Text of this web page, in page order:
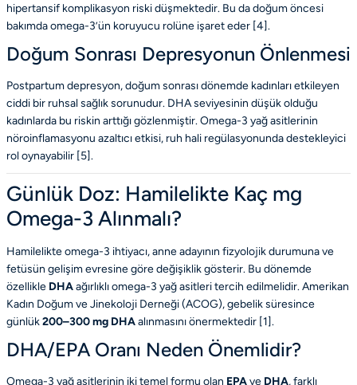
hipertansif komplikasyon riski düşmektedir. Bu da doğum öncesi
bakımda omega-3’ün koruyucu rolüne işaret eder [4].
Doğum Sonrası Depresyonun Önlenmesi
Postpartum depresyon, doğum sonrası dönemde kadınları etkileyen
ciddi bir ruhsal sağlık sorunudur. DHA seviyesinin düşük olduğu
kadınlarda bu riskin arttığı gözlenmiştir. Omega-3 yağ asitlerinin
nöroinflamasyonu azaltıcı etkisi, ruh hali regülasyonunda destekleyici
rol oynayabilir [5].
Günlük Doz: Hamilelikte Kaç mg
Omega-3 Alınmalı?
Hamilelikte omega-3 ihtiyacı, anne adayının fizyolojik durumuna ve
fetüsün gelişim evresine göre değişiklik gösterir. Bu dönemde
özellikle DHAağırlıklı omega-3 yağ asitleri tercih edilmelidir. Amerikan
Kadın Doğum ve Jinekoloji Derneği (ACOG), gebelik süresince
günlük200–300 mg DHAalınmasını önermektedir [1].
DHA/EPA Oranı Neden Önemlidir?
Omega-3 yağ asitlerinin iki temel formu olan EPAve DHA, farklı